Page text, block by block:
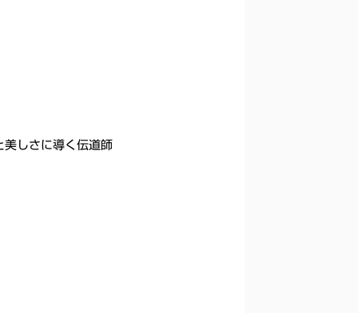
しさに導く伝道師